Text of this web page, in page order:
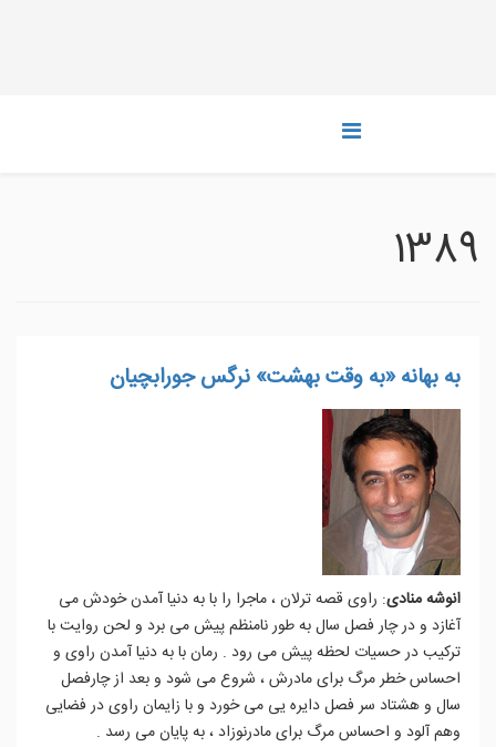
1389
به بهانه «به وقت بهشت» نرگس جورابچیان
انوشه منادی: راوی قصه ترلان ، ماجرا را با به دنیا آمدن خودش می
آغازد و در چار فصل سال به طور نامنظم پیش می برد و لحن روایت با
ترکیب در حسیات لحظه پیش می رود . رمان با به دنیا آمدن راوی و
احساس خطر مرگ برای مادرش ، شروع می شود و بعد از چارفصل
سال و هشتاد سر فصل دایره یی می خورد و با زایمان راوی در فضایی
وهم آلود و احساس مرگ برای مادرنوزاد ، به پایان می رسد .